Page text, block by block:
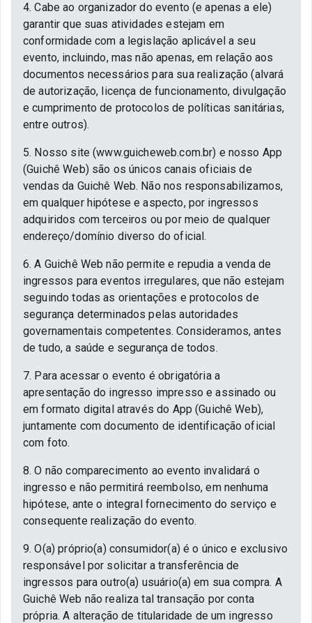
4. Cabe ao organizador do evento (e apenas a ele)
garantir que suas atividades estejam em
conformidade com a legislação aplicável a seu
evento, incluindo, mas não apenas, em relação aos
documentos necessários para sua realização (alvará
de autorização, licença de funcionamento, divulgação
e cumprimento de protocolos de políticas sanitárias,
entre outros).
5. Nosso site (www.guicheweb.com.br) e nosso App
(Guichê Web) são os únicos canais oficiais de
vendas da Guichê Web. Não nos responsabilizamos,
em qualquer hipótese e aspecto, por ingressos
adquiridos com terceiros ou por meio de qualquer
endereço/domínio diverso do oficial.
6. A Guichê Web não permite e repudia a venda de
ingressos para eventos irregulares, que não estejam
seguindo todas as orientações e protocolos de
segurança determinados pelas autoridades
governamentais competentes. Consideramos, antes
de tudo, a saúde e segurança de todos.
7. Para acessar o evento é obrigatória a
apresentação do ingresso impresso e assinado ou
em formato digital através do App (Guichê Web),
juntamente com documento de identificação oficial
com foto.
8. O não comparecimento ao evento invalidará o
ingresso e não permitirá reembolso, em nenhuma
hipótese, ante o integral fornecimento do serviço e
consequente realização do evento.
9. O(a) próprio(a) consumidor(a) é o único e exclusivo
responsável por solicitar a transferência de
ingressos para outro(a) usuário(a) em sua compra. A
Guichê Web não realiza tal transação por conta
própria. A alteração de titularidade de um ingresso